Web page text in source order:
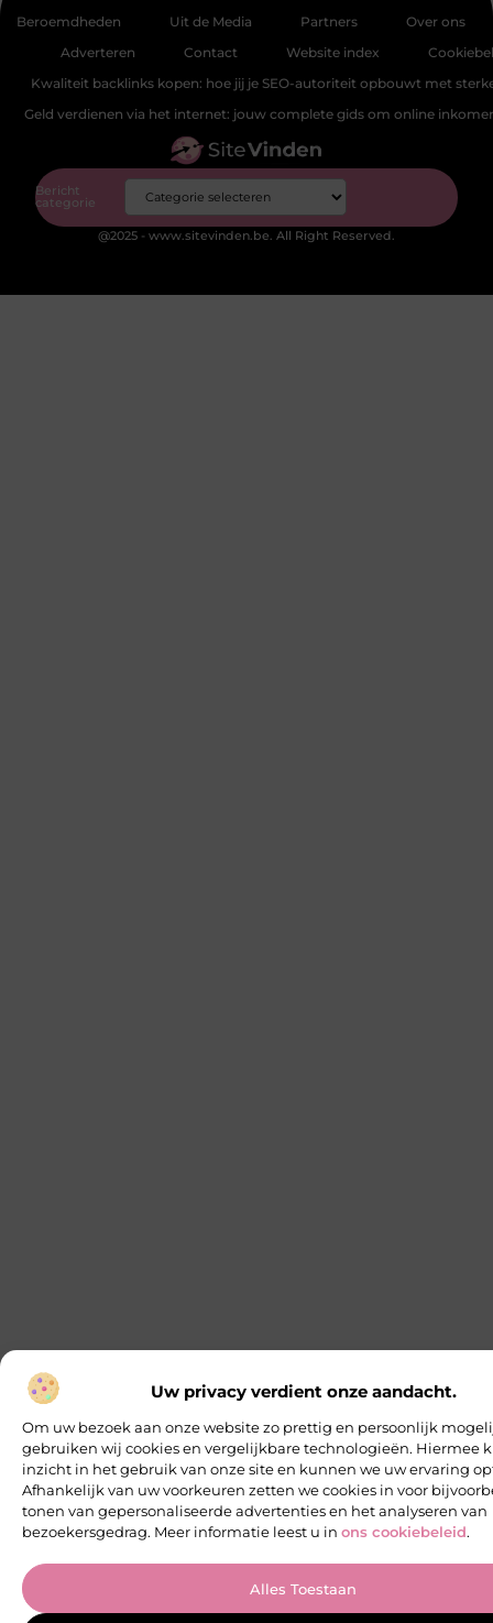
Uw privacy verdient onze aandacht.
Om uw bezoek aan onze website zo prettig en persoonlijk
gebruiken wij cookies en vergelijkbare technologieën. Hiermee
inzicht in het gebruik van onze site en kunnen we uw ervaring
Afhankelijk van uw voorkeuren zetten we cookies in voor
tonen van gepersonaliseerde advertenties en het analyseren van
bezoekersgedrag. Meer informatie leest u in ons cookiebeleid.
Alles Toestaan
Beroemdheden Uit de Media Partners
Over ons
Adverteren
Contact Website index
Kwaliteit backlinks kopen: hoe jij je SEO-autoriteit opbouwt met
Geld verdienen via het internet: jouw complete gids om online
Bericht
categorie
@2025 - www.sitevinden.be. All Right Reserved.